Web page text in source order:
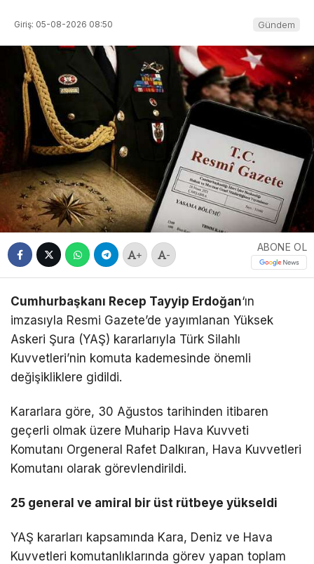
Giriş: 05-08-2026 08:50 Gündem
+ -
ABONE OL
Cumhurbaşkanı Recep Tayyip Erdoğan‘ın
imzasıyla Resmi Gazete’de yayımlanan Yüksek
Askeri Şura (YAŞ) kararlarıyla Türk Silahlı
Kuvvetleri’nin komuta kademesinde önemli
değişikliklere gidildi.
Kararlara göre, 30 Ağustos tarihinden itibaren
geçerli olmak üzere Muharip Hava Kuvveti
Komutanı Orgeneral Rafet Dalkıran, Hava Kuvvetleri
Komutanı olarak görevlendirildi.
25 general ve amiral bir üst rütbeye yükseldi
YAŞ kararları kapsamında Kara, Deniz ve Hava
Kuvvetleri komutanlıklarında görev yapan toplam